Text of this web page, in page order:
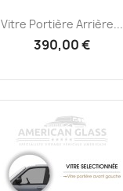
Vitre Portière Arrière...
390,00 €